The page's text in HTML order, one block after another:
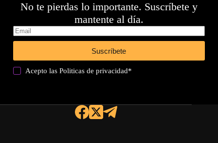
No te pierdas lo importante. Suscríbete y
mantente al día.
Suscríbete
Acepto lasPoliticas de privacidad*